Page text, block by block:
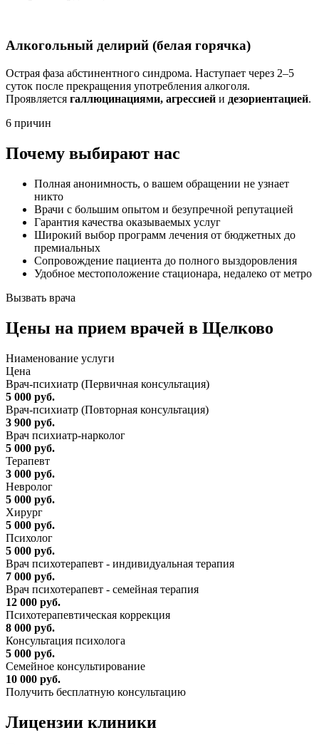
Алкогольный делирий (белая горячка)
Острая фаза абстинентного синдрома. Наступает через 2–5
суток после прекращения употребления алкоголя.
Проявляется галлюцинациями, агрессией и дезориентацией.
6 причин
Почему выбирают нас
Полная анонимность, о вашем обращении не узнает
никто
Врачи с большим опытом и безупречной репутацией
Гарантия качества оказываемых услуг
Широкий выбор программ лечения от бюджетных до
премиальных
Сопровождение пациента до полного выздоровления
Удобное местоположение стационара, недалеко от метро
Вызвать врача
Цены на прием врачей в Щелково
Ниaменование услуги
Цена
Врач-психиатр (Первичная консультация)
5 000 руб.
Врач-психиатр (Повторная консультация)
3 900 руб.
Врач психиатр-нарколог
5 000 руб.
Терапевт
3 000 руб.
Невролог
5 000 руб.
Хирург
5 000 руб.
Психолог
5 000 руб.
Врач психотерапевт - индивидуальная терапия
7 000 руб.
Врач психотерапевт - семейная терапия
12 000 руб.
Психотерапевтическая коррекция
8 000 руб.
Консультация психолога
5 000 руб.
Семейное консультирование
10 000 руб.
Получить бесплатную консультацию
Лицензии клиники